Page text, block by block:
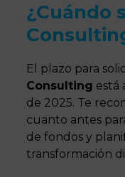
¿Cuándo
El plazo para
Consulting está
de 2025. Te
cuanto antes
de fondos y
transformación